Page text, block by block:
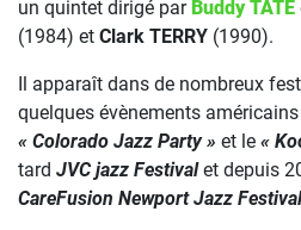
un quintet dirigé parBuddy TATE
(1984) et Clark TERRY (1990).
Il apparaît dans de nombreux
quelques évènements
« Colorado Jazz Party » et le «
tard JVC jazz Festivalet depuis
CareFusion Newport Jazz Festival